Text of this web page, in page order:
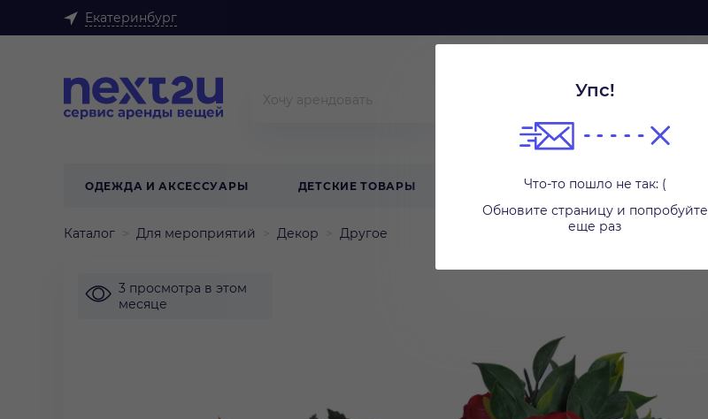
Екатеринбург
ОДЕЖДА И АКСЕССУАРЫ ДЕТСКИЕ ТОВАРЫ ТЕХНИКА ДЛЯ ДОМА ТУРИЗМ
Упс!
Что-то пошло не так: (
Обновите страницу и попробуйте
еще раз
Каталог Для мероприятий Декор Другое
3 просмотра в этом
месяце